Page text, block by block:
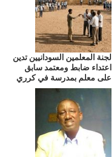
لجنة المعلمين السودانيين تدين
اعتداء ضابط ومعتمد سابق
على معلم بمدرسة في كرري